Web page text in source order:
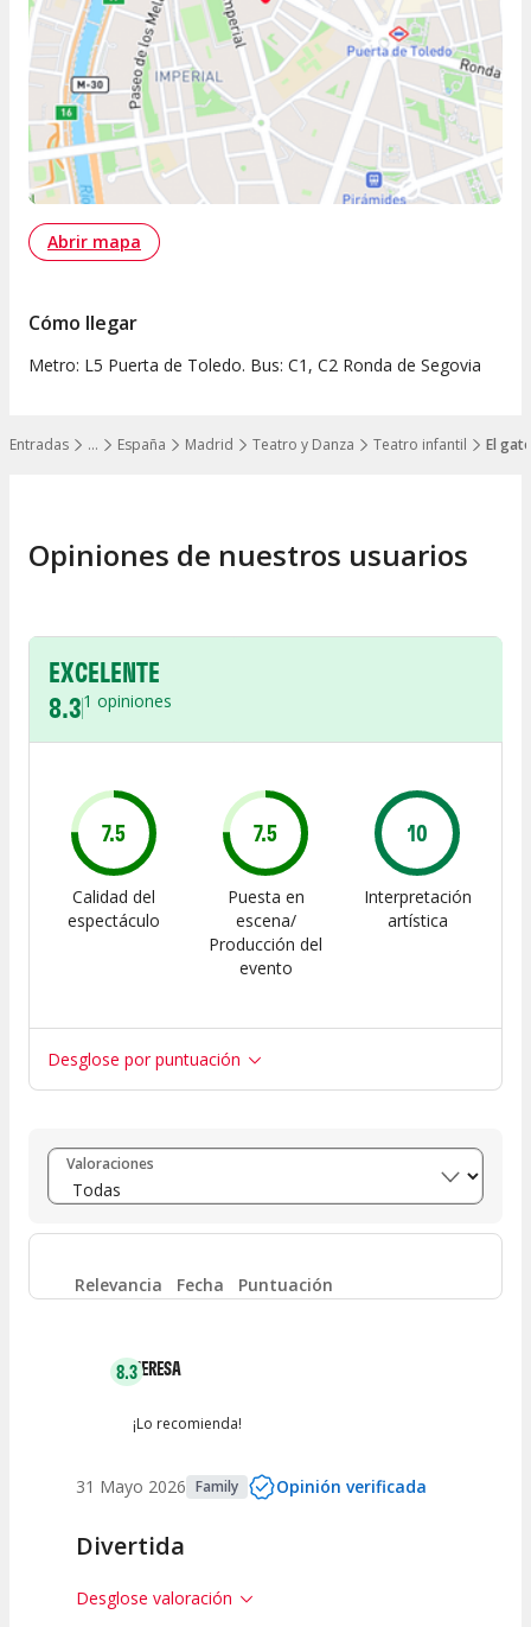
…
Mostrar todos los niveles
Entradas España Madrid Teatro y Danza Teatro infantil El
Abrir mapa
Cómo llegar
Metro: L5 Puerta de Toledo. Bus: C1, C2 Ronda de Segovia
Opiniones de nuestros usuarios
EXCELENTE
8.31 opiniones
7.5
Calidad del
espectáculo
7.5
Puesta en
escena/
Producción del
evento
10
Interpretación
artística
Desglose por puntuación
Entre 8 y 10 (1)
Entre 6 y 8 (0)
Entre 4 y 6 0
Valoraciones
Relevancia Fecha Puntuación
8.3TERESA
¡Lo recomienda!
31 Mayo 2026 Family Opinión verificada
Divertida
Desglose valoración